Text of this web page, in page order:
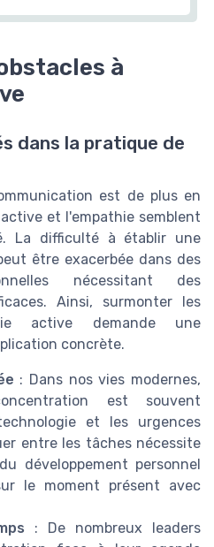
à
dans la pratique de
est de plus en
et l'empathie semblent
La difficulté à établir une
être exacerbée dans des
nécessitant des
Ainsi, surmonter les
active demande une
concrète.
: Dans nos vies modernes,
est souvent
et les urgences
entre les tâches nécessite
développement personnel
le moment présent avec
: De nombreux leaders